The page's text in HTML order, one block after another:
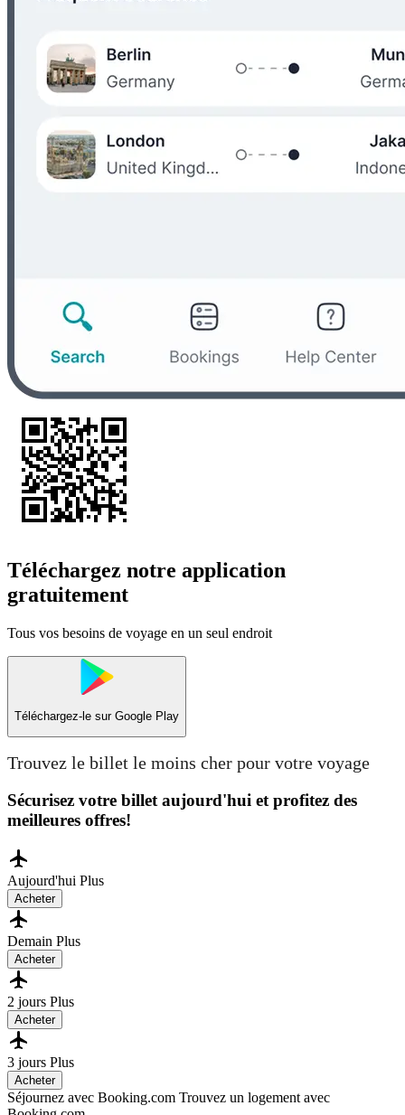
Téléchargez notre application
gratuitement
Tous vos besoins de voyage en un seul endroit
Téléchargez-le sur Google Play
Trouvez le billet le moins cher pour votre voyage
Sécurisez votre billet aujourd'hui et profitez des
meilleures offres!
Aujourd'hui Plus
Acheter
Demain Plus
Acheter
2 jours Plus
Acheter
3 jours Plus
Acheter
Séjournez avec Booking.com Trouvez un logement avec